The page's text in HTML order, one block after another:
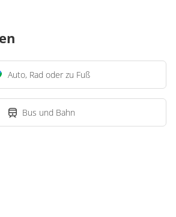
Auto, Rad oder zu Fuß
Bus und Bahn